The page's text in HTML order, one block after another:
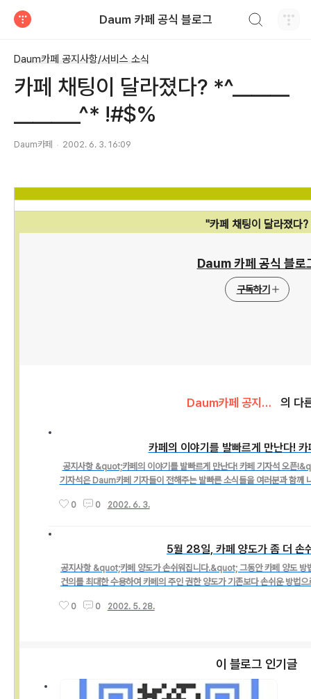
Daum 카페 공식 블로그
Daum카페 공지사항/서비스 소식
카페 채팅이 달라졌다? *^______
_______^* !#$%
Daum카페 2002. 6. 3. 16:09
"카페 채팅이 달라졌다?
Daum 카페 공식 블로
구독하기
Daum카페 공지사항/서비스 소식 의 다
카페의 이야기를 발빠르게 만난다!
공지사항 &quot;카페의 이야기를 발빠르게 만난다! 카페 기자석 오픈
기자석은 Daum카페 기자들이 전해주는 발빠른 소식들을 여러분과 함께
0 0 2002. 6. 3.
5월 28일, 카페 양도가 좀 더 손
공지사항 &quot;카페 양도가 손쉬워집니다.&quot; 그동안 카페 양도 방
건의를 최대한 수용하여 카페의 주인 권한 양도가 기존보다 손쉬운 방
0 0 2002. 5. 28.
이 블로그 인기글